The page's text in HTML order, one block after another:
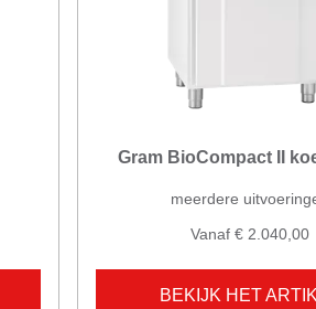
Gram BioCompact II
meerdere
Vanaf € 2.040,00
BEKIJK HET